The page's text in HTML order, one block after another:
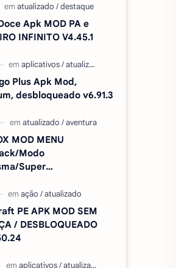
Apk MOD PA e
INFINITO V4.45.1
Plus Apk Mod,
desbloqueado v6.91.3
MOD MENU
Modo
Super
PE APK MOD SEM
/ DESBLOQUEADO